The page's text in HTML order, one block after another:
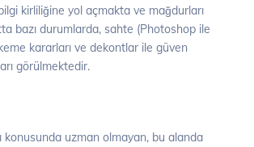
kirliliğine yol açmakta ve mağdurları
bazı durumlarda, sahte (Photoshop ile
kararları ve dekontlar ile güven
görülmektedir.
konusunda uzman olmayan, bu alanda